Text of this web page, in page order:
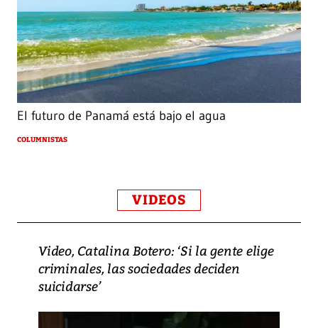
El futuro de Panamá está bajo el agua
COLUMNISTAS
VIDEOS
Video, Catalina Botero: ‘Si la gente elige
criminales, las sociedades deciden
suicidarse’